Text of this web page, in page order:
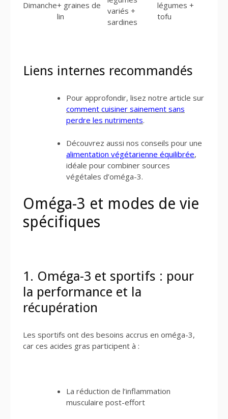
Dimanche+ graines de
lin
variés +
sardines
légumes +
tofu
Liens internes recommandés
Pour approfondir, lisez notre article sur
comment cuisiner sainement sans
perdre les nutriments.
Découvrez aussi nos conseils pour une
alimentation végétarienne équilibrée,
idéale pour combiner sources
végétales d’oméga-3.
Oméga-3 et modes de vie
spécifiques
1. Oméga-3 et sportifs : pour
la performance et la
récupération
Les sportifs ont des besoins accrus en oméga-3,
car ces acides gras participent à :
La réduction de l’inflammation
musculaire post-effort